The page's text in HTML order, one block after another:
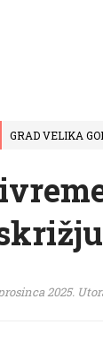
GRAD VELIKA
2025.